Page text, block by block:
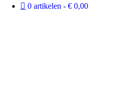
0 artikelen
€ 0,00